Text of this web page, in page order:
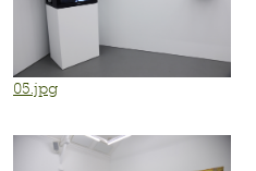
05.jpg